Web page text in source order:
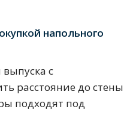
напольного
с
расстояние до стены
подходят под